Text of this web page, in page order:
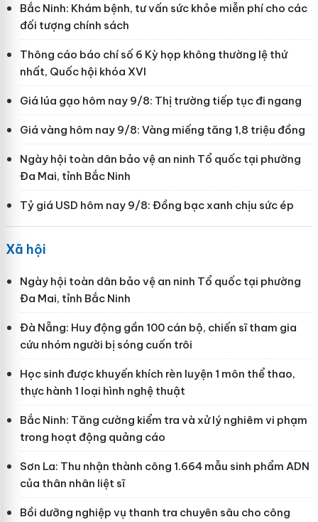
Bắc Ninh: Khám bệnh, tư vấn sức khỏe miễn phí cho các
đối tượng chính sách
Thông cáo báo chí số 6 Kỳ họp không thường lệ thứ
nhất, Quốc hội khóa XVI
Giá lúa gạo hôm nay 9/8: Thị trường tiếp tục đi ngang
Giá vàng hôm nay 9/8: Vàng miếng tăng 1,8 triệu đồng
Ngày hội toàn dân bảo vệ an ninh Tổ quốc tại phường
Đa Mai, tỉnh Bắc Ninh
Tỷ giá USD hôm nay 9/8: Đồng bạc xanh chịu sức ép
Xã hội
Ngày hội toàn dân bảo vệ an ninh Tổ quốc tại phường
Đa Mai, tỉnh Bắc Ninh
Đà Nẵng: Huy động gần 100 cán bộ, chiến sĩ tham gia
cứu nhóm người bị sóng cuốn trôi
Học sinh được khuyến khích rèn luyện 1 môn thể thao,
thực hành 1 loại hình nghệ thuật
Bắc Ninh: Tăng cường kiểm tra và xử lý nghiêm vi phạm
trong hoạt động quảng cáo
Sơn La: Thu nhận thành công 1.664 mẫu sinh phẩm ADN
của thân nhân liệt sĩ
Bồi dưỡng nghiệp vụ thanh tra chuyên sâu cho công